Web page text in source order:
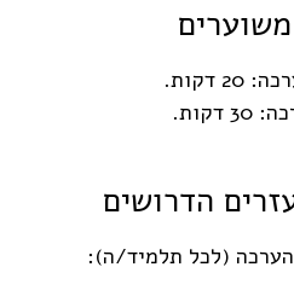
הדרושים
(לכל תלמיד/ה):